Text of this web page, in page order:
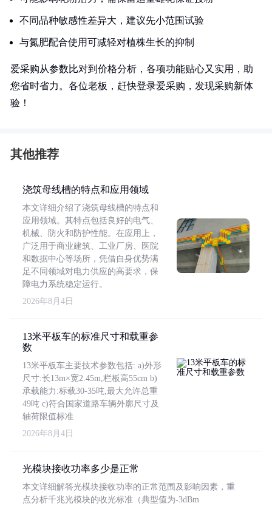
不同品种敏感性差异大，建议先小范围试验
与氮肥配合使用可减轻对植株生长的抑制
爱采购从参数比对到价格分析，各项功能贴心又实用，助
您省时省力。各位老板，赶快登录爱采购，发现采购新体
验！
其他推荐
浇筑母线槽的特点和应用领域
本文详细介绍了浇筑母线槽的特点和
应用领域。其特点包括良好的电气、
机械、防火和防护性能。在应用上，
广泛用于商业建筑、工业厂房、医院
和数据中心等场所，凭借自身优势满
足不同领域对电力供应的高要求，保
障电力系统稳定运行。
2026年8月4日
13米平板车的标准尺寸和载重参
数
13米平板车主要技术参数包括: a)外形
尺寸:长13m×宽2.45m,栏板高55cm b)
承载能力:标载30-35吨,最大允许总重
49吨 c)符合国家道路车辆外廓尺寸及
轴荷限值标准
2026年8月4日
光模块接收功率多少是正常
本文详细解答光模块接收功率的正常范围及影响因素，重
点分析千兆光模块的收光标准（典型值为-3dBm